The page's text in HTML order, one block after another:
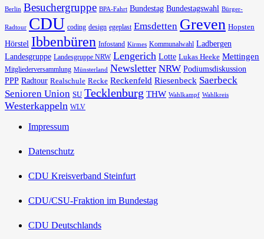
Berlin Besuchergruppe BPA-Fahrt Bundestag Bundestagswahl Bürger-
Radtour CDU coding design egeplast Emsdetten Greven Hopsten
Hörstel Ibbenbüren Infostand Kirmes Kommunalwahl Ladbergen
Landesgruppe Landesgruppe NRW Lengerich Lotte Lukas Heeke Mettingen
Mitgliederversammlung Münsterland Newsletter NRW Podiumsdiskussion
PPP Radtour Realschule Recke Reckenfeld Riesenbeck Saerbeck
Senioren Union SU Tecklenburg THW Wahlkampf Wahlkreis
Westerkappeln WLV
Impressum
Datenschutz
CDU Kreisverband Steinfurt
CDU/CSU-Fraktion im Bundestag
CDU Deutschlands